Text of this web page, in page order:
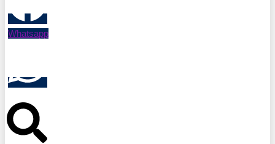
Whatsapp